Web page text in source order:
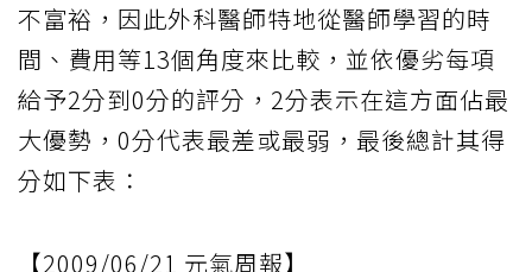
不富裕，因此外科醫師特地從醫師學習的時
間、費用等13個角度來比較，並依優劣每項
給予2分到0分的評分，2分表示在這方面佔最
大優勢，0分代表最差或最弱，最後總計其得
分如下表：
【2009/06/21 元氣周報】